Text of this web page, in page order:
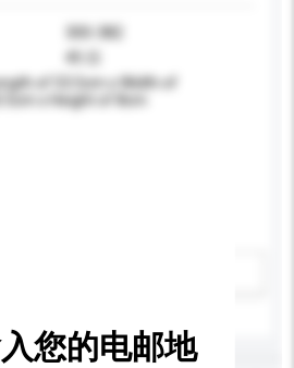
300-382
45 日
of 53.5cm x Width of
x Height of 8cm
您的电邮地